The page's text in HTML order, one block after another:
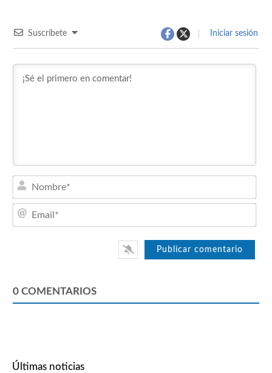
Suscríbete Iniciar sesión
0 COMENTARIOS
Últimas noticias